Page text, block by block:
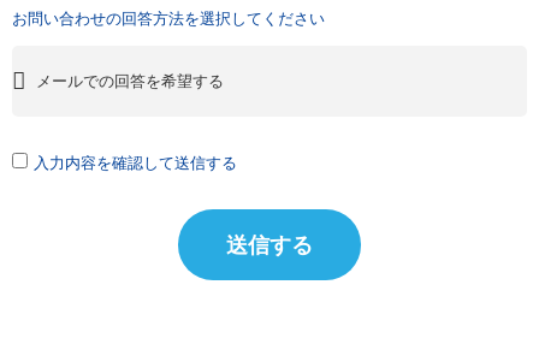
お問い合わせの回答方法を選択してください
入力内容を確認して送信する
送信する